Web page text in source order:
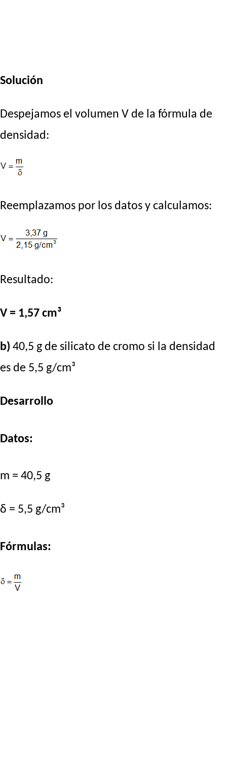
Solución
Despejamos el volumen V de la fórmula de
densidad:
Reemplazamos por los datos y calculamos:
Resultado:
V = 1,57 cm³
b) 40,5 g de silicato de cromo si la densidad
es de 5,5 g/cm³
Desarrollo
Datos:
m = 40,5 g
δ = 5,5 g/cm³
Fórmulas: